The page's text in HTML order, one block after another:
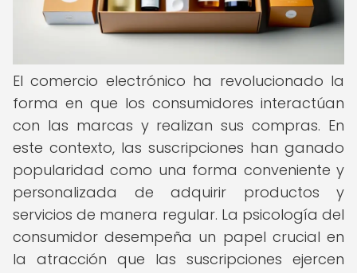
El comercio electrónico ha revolucionado la
forma en que los consumidores interactúan
con las marcas y realizan sus compras. En
este contexto, las suscripciones han ganado
popularidad como una forma conveniente y
personalizada de adquirir productos y
servicios de manera regular. La psicología del
consumidor desempeña un papel crucial en
la atracción que las suscripciones ejercen